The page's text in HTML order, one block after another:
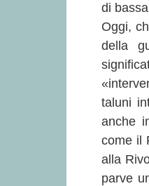
di
Oggi,
della
taluni
anche
come il
alla
parve